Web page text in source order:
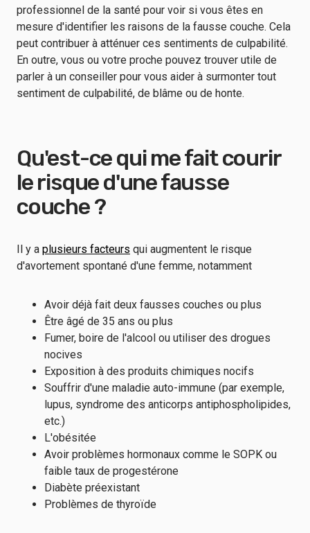
professionnel de la santé pour voir si vous êtes en
mesure d'identifier les raisons de la fausse couche. Cela
peut contribuer à atténuer ces sentiments de culpabilité.
En outre, vous ou votre proche pouvez trouver utile de
parler à un conseiller pour vous aider à surmonter tout
sentiment de culpabilité, de blâme ou de honte.
Qu'est-ce qui me fait courir
le risque d'une fausse
couche ?
Il y a plusieurs facteurs qui augmentent le risque
d'avortement spontané d'une femme, notamment
Avoir déjà fait deux fausses couches ou plus
Être âgé de 35 ans ou plus
Fumer, boire de l'alcool ou utiliser des drogues
nocives
Exposition à des produits chimiques nocifs
Souffrir d'une maladie auto-immune (par exemple,
lupus, syndrome des anticorps antiphospholipides,
etc.)
L'obésitée
Avoir problèmes hormonaux comme le SOPK ou
faible taux de progestérone
Diabète préexistant
Problèmes de thyroïde